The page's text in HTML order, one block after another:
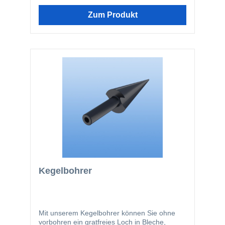
Zum Produkt
Kegelbohrer
Mit unserem Kegelbohrer können Sie ohne
vorbohren ein gratfreies Loch in Bleche,